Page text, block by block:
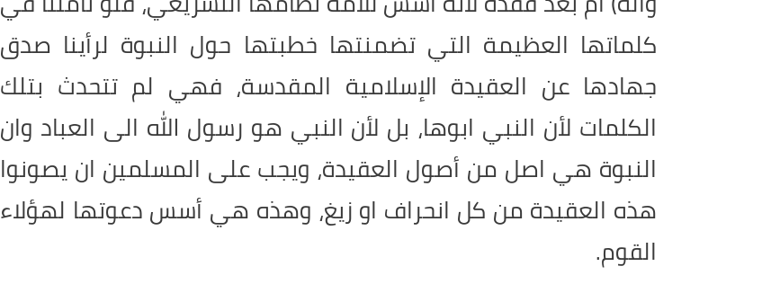
كلماتها العظيمة التي تضمنتها خطبتها حول النبوة لرأينا صدق
جهادها عن العقيدة الإسلامية المقدسة، فهي لم تتحدث بتلك
الكلمات لأن النبي ابوها، بل لأن النبي هو رسول الله الى العباد وان
النبوة هي اصل من أصول العقيدة، ويجب على المسلمين ان يصونوا
هذه العقيدة من كل انحراف او زيغ، وهذه هي أسس دعوتها لهؤلاء
القوم.